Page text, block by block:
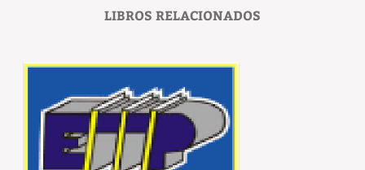
LIBROS RELACIONADOS